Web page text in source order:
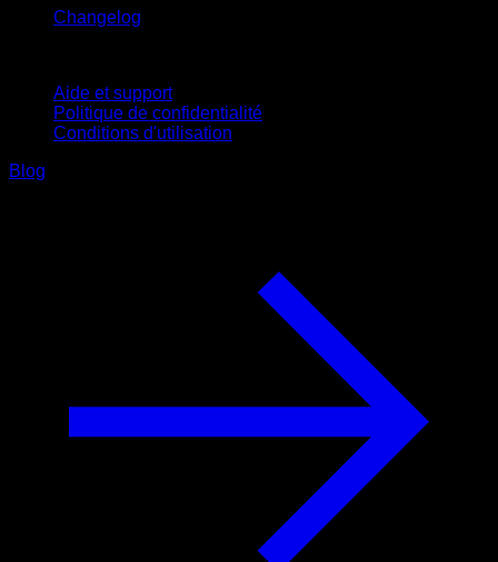
Changelog
Aide et support
Politique de confidentialité
Conditions d'utilisation
Blog